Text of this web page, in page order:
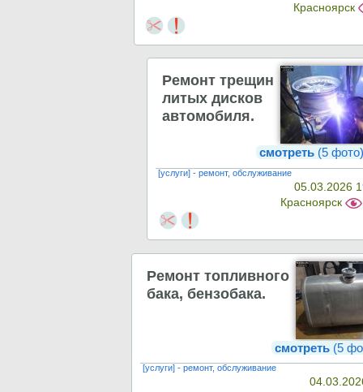
Красноярск
Ремонт трещин
литых дисков
автомобиля.
смотреть(5
[услуги] - ремонт, обслуживание
05.03.2026
Красноярск
Ремонт топливного
бака, бензобака.
смотреть(5
[услуги] - ремонт, обслуживание